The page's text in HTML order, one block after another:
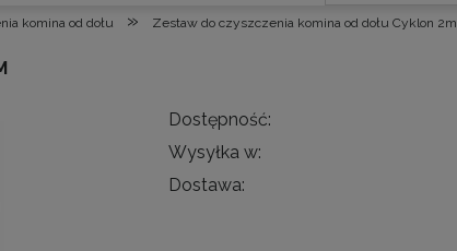
komina od dołu » Zestaw do czyszczenia komina od dołu Cyklon 2m
Dostępność:
Wysyłka w:
Dostawa: